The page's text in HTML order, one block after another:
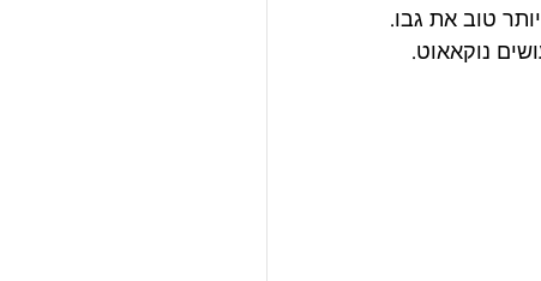
טוב את גבו.
נוקאאוט.